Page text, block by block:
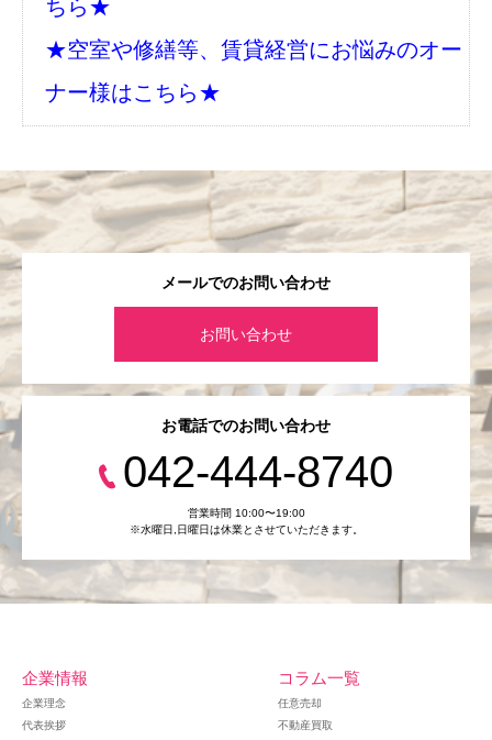
ちら★
★空室や修繕等、賃貸経営にお悩みのオー
ナー様はこちら★
メールでのお問い合わせ
お問い合わせ
お電話でのお問い合わせ
042-444-8740
営業時間 10:00〜19:00
※水曜日,⽇曜日は休業とさせていただきます。
企業情報
企業理念
代表挨拶
コラム一覧
任意売却
不動産買取